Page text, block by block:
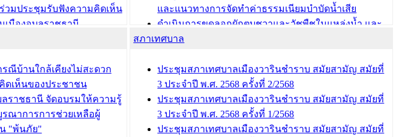
วมประชุมรับฟังความคิดเห็น
มืองอุบลราชธานี -
ยชน์ในพื้นที่ป่าไม้
และแนวทางการจัดทำค่าธรรมเนียมบำบัดน้ำเสีย
ดำเนินการขุดลอกผักตบชวาและวัชพืชในแหล่งน้ำ และ
พัฒนาฟื้นฟูและแก้ไขปัญหาแหล่งน้ำสาธารณะภายใน
ดำเนินการขุดลอกผักตบชวาและวัชพืชในแหล่งน้ำ และ
พัฒนาฟื้นฟูและแก้ไขปัญหาแหล่งน้ำสาธารณะภายชุม
ชนท่าบ้งมั่ง
บทความ อื่นๆ ...
ณีบ้านใกล้เคียงไม่สะดวก
ดเห็นของประชาชน
ราชธานี จัดอบรมให้ความรู้
ณาการการช่วยเหลือผู้
"พ้นภัย"
สภาเทศบาล
ประชุมสภาเทศบาลเมืองวารินชำราบ สมัยสามัญ สมัยที่
3 ประจำปี พ.ศ. 2568 ครั้งที่ 2/2568
ประชุมสภาเทศบาลเมืองวารินชำราบ สมัยสามัญ สมัยที่
3 ประจำปี พ.ศ. 2568 ครั้งที่ 1/2568
ประชุมสภาเทศบาลเมืองวารินชำราบ สมัยสามัญ สมัยที่